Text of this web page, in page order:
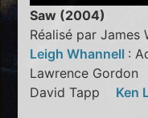
Saw (2004)
Réalisé par James
Leigh Whannell :
Lawrence Gordon
David Tapp Ken